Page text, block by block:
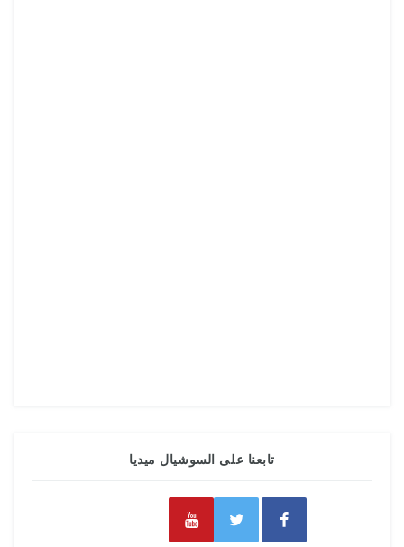
تابعنا على السوشيال ميديا